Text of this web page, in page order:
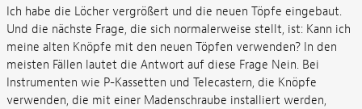
Ich habe die Löcher vergrößert und die neuen Töpfe eingebaut.
Und die nächste Frage, die sich normalerweise stellt, ist: Kann ich
meine alten Knöpfe mit den neuen Töpfen verwenden? In den
meisten Fällen lautet die Antwort auf diese Frage Nein. Bei
Instrumenten wie P-Kassetten und Telecastern, die Knöpfe
verwenden, die mit einer Madenschraube installiert werden,